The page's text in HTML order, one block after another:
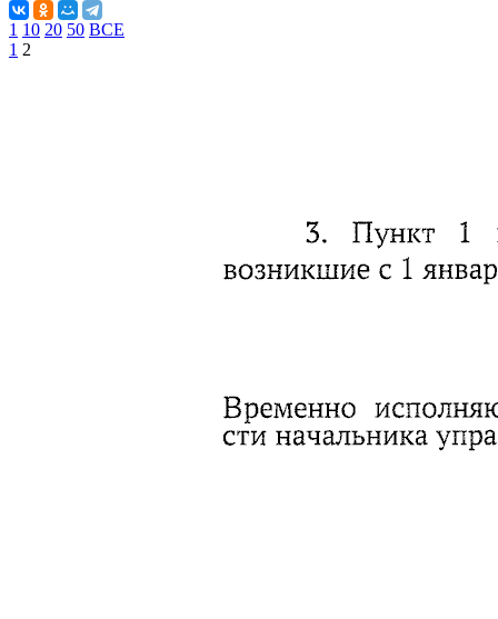
1 10 20 50 ВСЕ
1 2